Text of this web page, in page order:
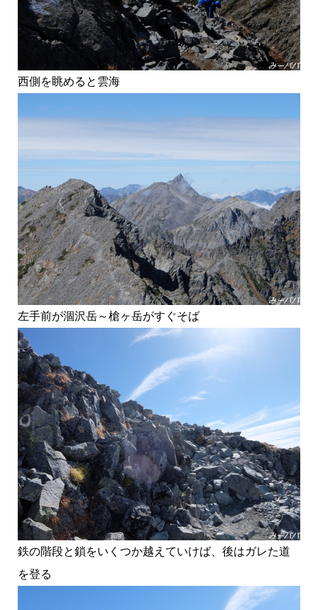
西側を眺めると雲海
左手前が涸沢岳～槍ヶ岳がすぐそば
鉄の階段と鎖をいくつか越えていけば、後はガレた道
を登る